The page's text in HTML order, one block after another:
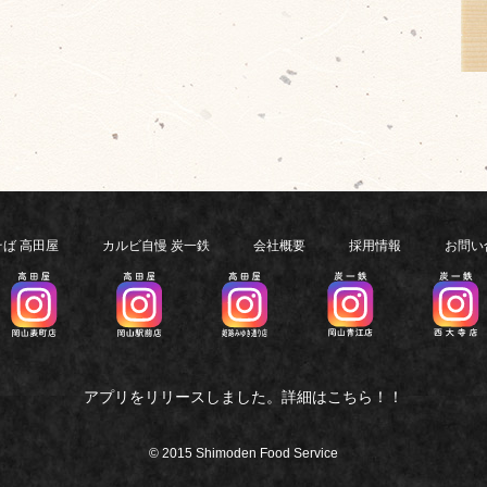
高田屋 カルビ自慢 炭一鉄 会社概要 採用情報 お問
アプリをリリースしました。詳細はこちら！！
© 2015 Shimoden Food Service